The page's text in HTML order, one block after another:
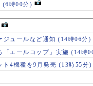
(6時00分)
ジュールなど通知 (14時06分)
「エールコップ」実施 (14時
ト4機種を9月発売 (13時55分)